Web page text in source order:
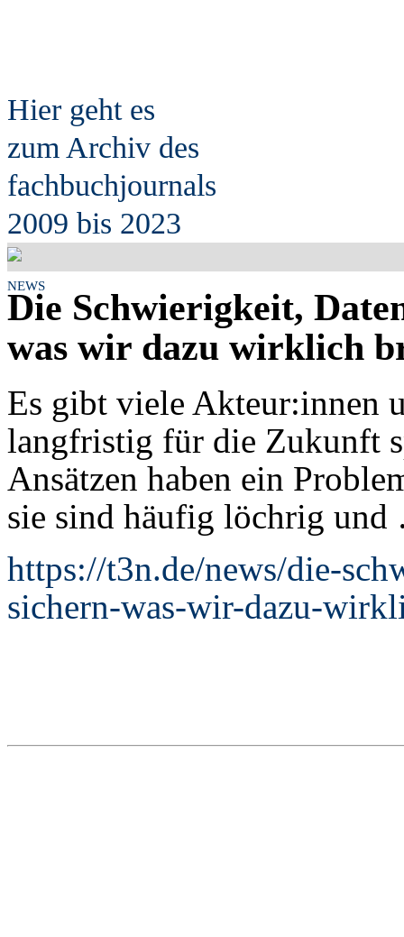
Hier geht es
zum Archiv des
fachbuchjournals
2009 bis 2023
NEWS
Die Schwierigkeit,
was wir dazu wirklich
Es gibt viele Akteur:innen
langfristig für die Zukunft
Ansätzen haben ein
sie sind häufig löchrig
https://t3n.de/news/die-
sichern-was-wir-dazu-